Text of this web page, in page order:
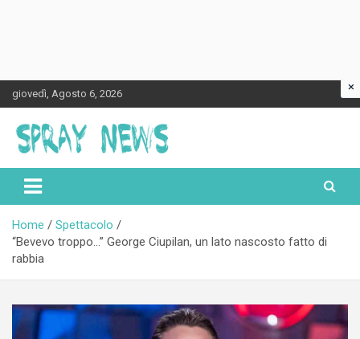
Skip
to
content
giovedì, Agosto 6, 2026
Spraynews.it
Home
Spettacolo
“Bevevo troppo…” George Ciupilan, un lato nascosto fatto di
rabbia
×